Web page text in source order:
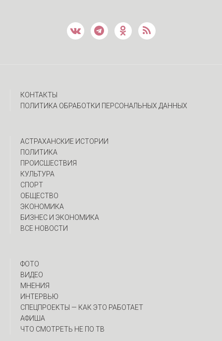
КОНТАКТЫ
ПОЛИТИКА ОБРАБОТКИ ПЕРСОНАЛЬНЫХ ДАННЫХ
АСТРАХАНСКИЕ ИСТОРИИ
ПОЛИТИКА
ПРОИСШЕСТВИЯ
КУЛЬТУРА
СПОРТ
ОБЩЕСТВО
ЭКОНОМИКА
БИЗНЕС И ЭКОНОМИКА
ВСЕ НОВОСТИ
ФОТО
ВИДЕО
МНЕНИЯ
ИНТЕРВЬЮ
CПЕЦПРОЕКТЫ — КАК ЭТО РАБОТАЕТ
АФИША
ЧТО СМОТРЕТЬ НЕ ПО ТВ